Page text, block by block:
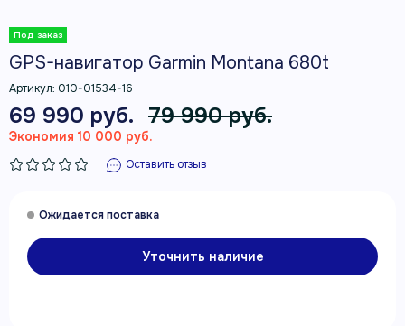
GPS-навигатор Garmin Montana 680t
Артикул: 010-01534-16
69 990 руб. 79 990 руб.
Экономия 10 000 руб.
Оставить отзыв
Уточнить наличие